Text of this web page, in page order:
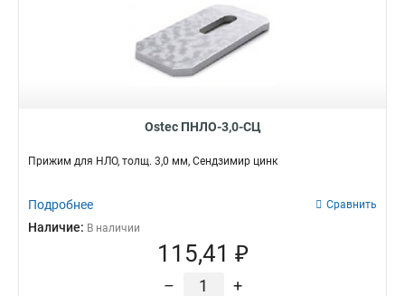
Ostec ПНЛО-3,0-СЦ
Прижим для НЛО, толщ. 3,0 мм, Сендзимир цинк
Подробнее Сравнить
Наличие: В наличии
115,41 ₽
– +